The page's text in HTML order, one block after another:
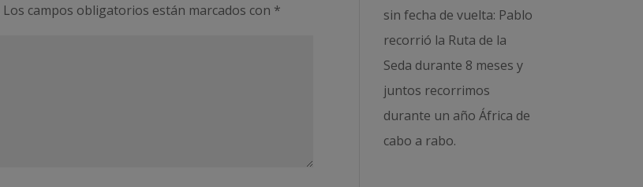
Los campos obligatorios están marcados con *
sin fecha de vuelta: Pablo
recorrió la Ruta de la
Seda durante 8 meses y
juntos recorrimos
durante un añoÁfrica de
cabo a rabo.